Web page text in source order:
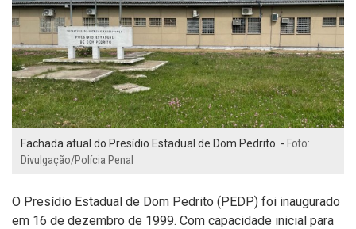
Fachada atual do Presídio Estadual de Dom Pedrito. - Foto:
Divulgação/Polícia Penal
O Presídio Estadual de Dom Pedrito (PEDP) foi inaugurado
em 16 de dezembro de 1999. Com capacidade inicial para